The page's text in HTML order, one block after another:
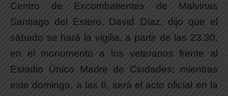
Centro de Excombatientes de Malvinas
Santiago del Estero, David Díaz, dijo que el
sábado se hará la vigilia, a partir de las 23.30,
en el monumento a los veteranos frente al
Estadio Único Madre de Ciudades; mientras
este domingo, a las 8, será el acto oficial en la